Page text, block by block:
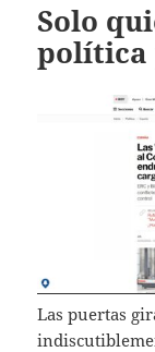
Solo
política
Las puertas